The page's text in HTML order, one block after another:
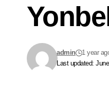
Last updated:
admin 1 year